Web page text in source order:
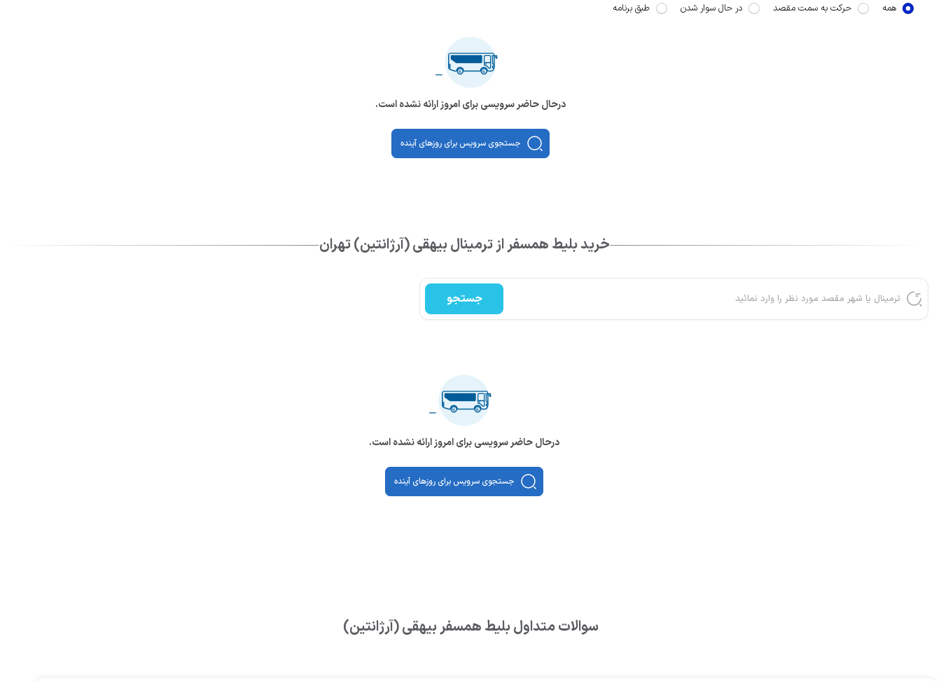
همه حرکت به سمت مقصد در حال سوار شدن طبق برنامه
درحال حاضر سرویسی برای امروز ارائه نشده است.
جستجوی سرویس برای روزهای آینده
خرید بلیط همسفر از ترمینال بیهقی (آرژانتین) تهران
جستجو
درحال حاضر سرویسی برای امروز ارائه نشده است.
جستجوی سرویس برای روزهای آینده
سوالات متداول بلیط همسفر بیهقی (آرژانتین)